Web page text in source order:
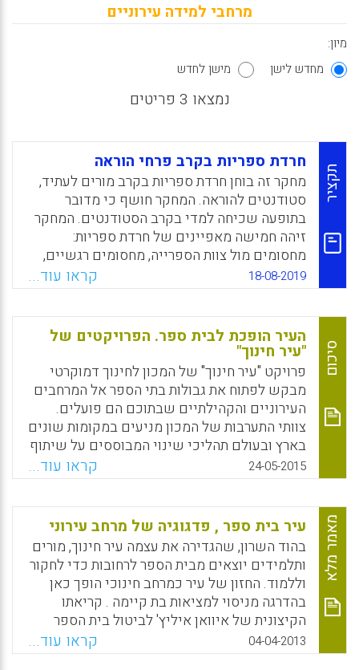
מרחבי למידה עירוניים
מיון:
מחדש לישן
מישן לחדש
נמצאו 3 פריטים
תקציר
חרדת ספריות בקרב פרחי הוראה
מחקר זה בוחן חרדת ספריות בקרב מורים לעתיד,
סטודנטים להוראה. המחקר חושף כי מדובר
בתופעה שכיחה למדי בקרב הסטודנטים. המחקר
זיהה חמישה מאפיינים של חרדת ספריות:
מחסומים מול צוות הספרייה, מחסומים רגשיים,
הרגשת נוחות (או אי נוחות) בספרייה, הכרות עם
הספרייה ומחסומים טכניים.
WhatsApp
Facebook
Email
X
18-08-2019 קראו עוד...
סיכום
העיר הופכת לבית ספר. הפרויקטים של
"עיר חינוך"
פרויקט "עיר חינוך" של המכון לחינוך דמוקרטי
מבקש לפתוח את גבולות בתי הספר אל המרחבים
העירוניים והקהילתיים שבתוכם הם פועלים.
צוותי התערבות של המכון מניעים במקומות שונים
בארץ ובעולם תהליכי שינוי המבוססים על שיתוף
פעולה ודיאלוג. "עיר חינוך", אומרת יעל שורצברג,
"זה הרעיון שלקהילה יש אחריות לייצר מרחב שבו
כל פרט יכול להביא את הייחודיות שלו לידי
ביטוי" (אמתי מור).
WhatsApp
Facebook
Email
X
24-05-2015 קראו עוד...
מאמר מלא עיר בית ספר , פדגוגיה של מרחב עירוני
בהוד השרון, שהגדירה את עצמה עיר חינוך, מורים
ותלמידים יוצאים מבית הספר לרחובות כדי לחקור
וללמוד. החזון של עיר כמרחב חינוכי הופך כאן
בהדרגה מניסוי למציאות בת קיימה . קריאתו
הקיצונית של איוואן איליץ' לביטול בית הספר
נתפסת בדרך כלל כקריאת תיגר על מערכת החינוך,
אך אפשר לקרוא אותה גם כקריאה לבית הספר
04-04-2013 קראו עוד...